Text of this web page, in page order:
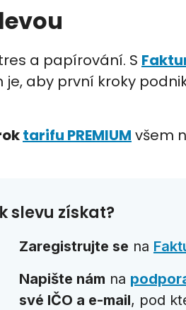
a papírování. S
aby první kroky
tarifu PREMIUM všem
slevu získat?
Zaregistrujte se na
Napište nám na
své IČO a e-mail, pod